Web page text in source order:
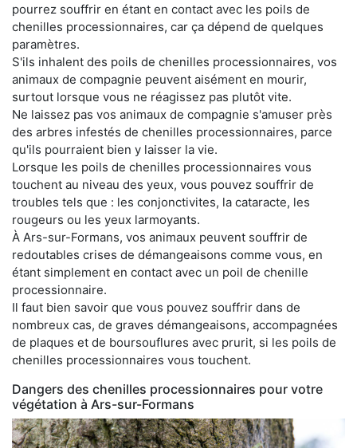
pourrez souffrir en étant en contact avec les poils de
chenilles processionnaires, car ça dépend de quelques
paramètres.
S'ils inhalent des poils de chenilles processionnaires, vos
animaux de compagnie peuvent aisément en mourir,
surtout lorsque vous ne réagissez pas plutôt vite.
Ne laissez pas vos animaux de compagnie s'amuser près
des arbres infestés de chenilles processionnaires, parce
qu'ils pourraient bien y laisser la vie.
Lorsque les poils de chenilles processionnaires vous
touchent au niveau des yeux, vous pouvez souffrir de
troubles tels que : les conjonctivites, la cataracte, les
rougeurs ou les yeux larmoyants.
À Ars-sur-Formans, vos animaux peuvent souffrir de
redoutables crises de démangeaisons comme vous, en
étant simplement en contact avec un poil de chenille
processionnaire.
Il faut bien savoir que vous pouvez souffrir dans de
nombreux cas, de graves démangeaisons, accompagnées
de plaques et de boursouflures avec prurit, si les poils de
chenilles processionnaires vous touchent.
Dangers des chenilles processionnaires pour votre
végétation à Ars-sur-Formans